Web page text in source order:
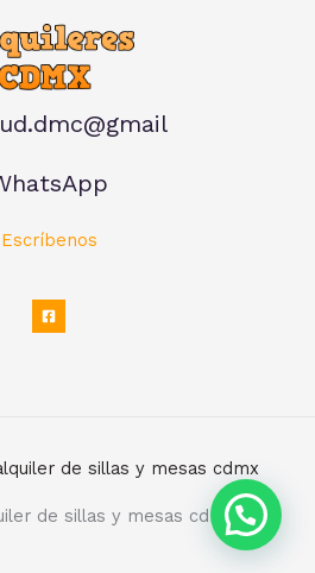
Escríbenos
de sillas y mesas cdmx
de sillas y mesas cdmx